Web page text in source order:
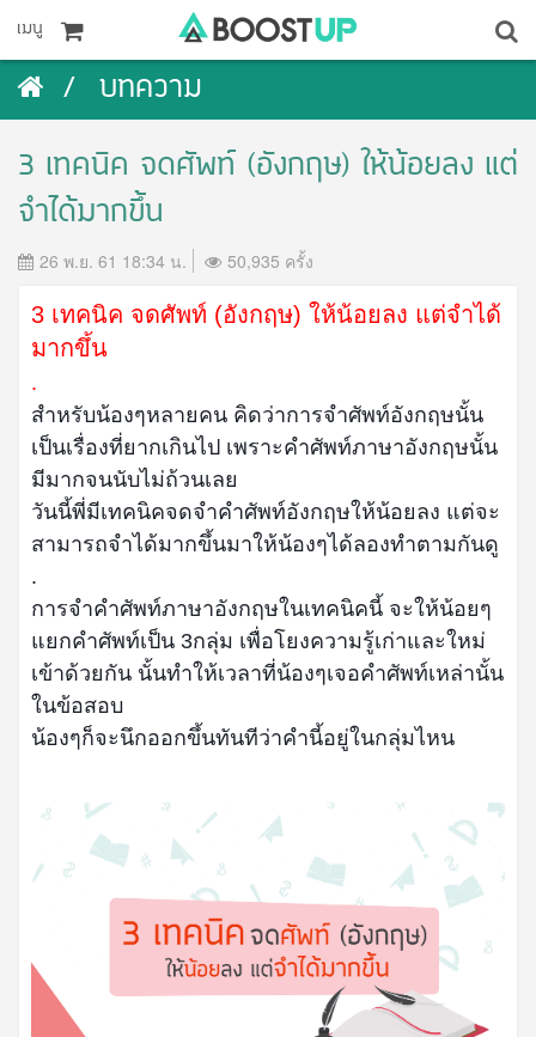
เมนู
บทความ
3 เทคนิค จดศัพท์ (อังกฤษ) ให้น้อยลง แต่
จำได้มากขึ้น
26 พ.ย. 61 18:34 น. 50,935 ครั้ง
3 เทคนิค จดศัพท์ (อังกฤษ) ให้น้อยลง แต่จำได้
มากขึ้น
.
สำหรับน้องๆหลายคน คิดว่าการจำศัพท์อังกฤษนั้น
เป็นเรื่องที่ยากเกินไป เพราะคำศัพท์ภาษาอังกฤษนั้น
มีมากจนนับไม่ถ้วนเลย
วันนี้พี่มีเทคนิคจดจำคำศัพท์อังกฤษให้น้อยลง แต่จะ
สามารถจำได้มากขึ้นมาให้น้องๆได้ลองทำตามกันดู
.
การจำคำศัพท์ภาษาอังกฤษในเทคนิคนี้ จะให้น้อยๆ
แยกคำศัพท์เป็น 3กลุ่ม เพื่อโยงความรู้เก่าและใหม่
เข้าด้วยกัน นั้นทำให้เวลาที่น้องๆเจอคำศัพท์เหล่านั้น
ในข้อสอบ
น้องๆก็จะนึกออกขึ้นทันทีว่าคำนี้อยู่ในกลุ่มไหน